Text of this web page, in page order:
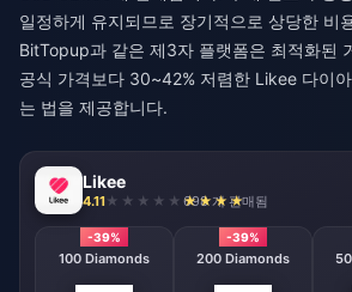
일정하게 유지되므로 장기적으로 상당한 비
BitTopup과 같은 제3자 플랫폼은 최적화된
공식 가격보다 30~42% 저렴한 Likee 다이
는 법을 제공합니다.
Likee
4.11 698 개 판매됨
-39%
100 Diamonds
-39%
200 Diamonds